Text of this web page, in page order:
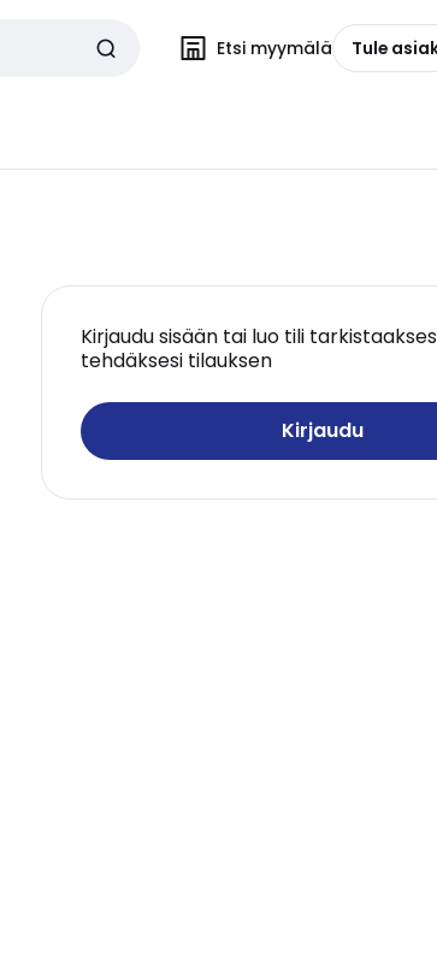
Etsi myymälä Tule
Kirjaudu sisään tai luo tili
tehdäksesi tilauksen
Kirjaudu